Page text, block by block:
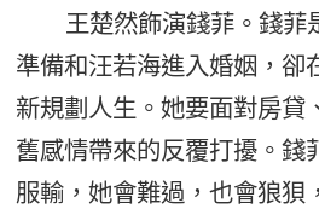
王楚然飾演錢菲。錢菲
準備和汪若海進入婚姻，卻
新規劃人生。她要面對房貸
舊感情帶來的反覆打擾。錢
服輸，她會難過，也會狼狽